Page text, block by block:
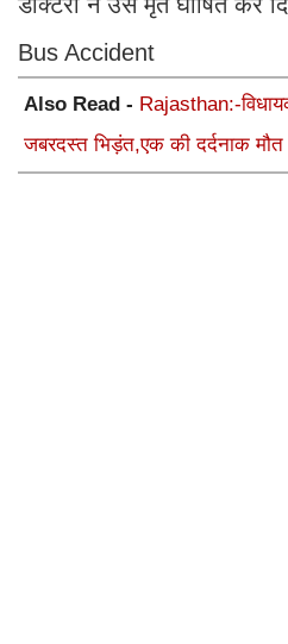
Bus Accident
Also Read - Rajasthan:-
जबरदस्त भिड़ंत,एक की दर्दनाक मौत